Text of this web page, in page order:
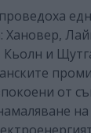
Хановер,
и
от